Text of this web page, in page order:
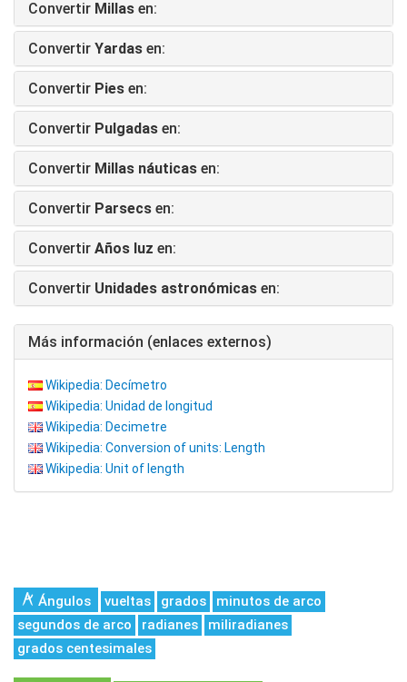
Convertir Millas en:
Convertir Yardas en:
Convertir Pies en:
Convertir Pulgadas en:
Convertir Millas náuticas en:
Convertir Parsecs en:
Convertir Años luz en:
Convertir Unidades astronómicas en:
Más información (enlaces externos)
Wikipedia: Decímetro
Wikipedia: Unidad de longitud
Wikipedia: Decimetre
Wikipedia: Conversion of units: Length
Wikipedia: Unit of length
Ángulos vueltas grados
minutos de arco
segundos de arco
radianes
miliradianes
grados centesimales